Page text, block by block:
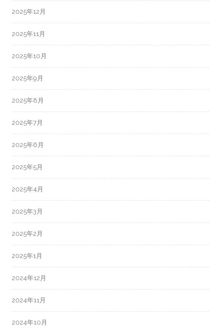
2025年12月
2025年11月
2025年10月
2025年9月
2025年8月
2025年7月
2025年6月
2025年5月
2025年4月
2025年3月
2025年2月
2025年1月
2024年12月
2024年11月
2024年10月